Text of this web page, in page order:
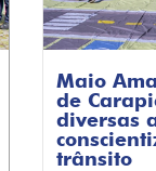
Maio
de
diversas
trânsito